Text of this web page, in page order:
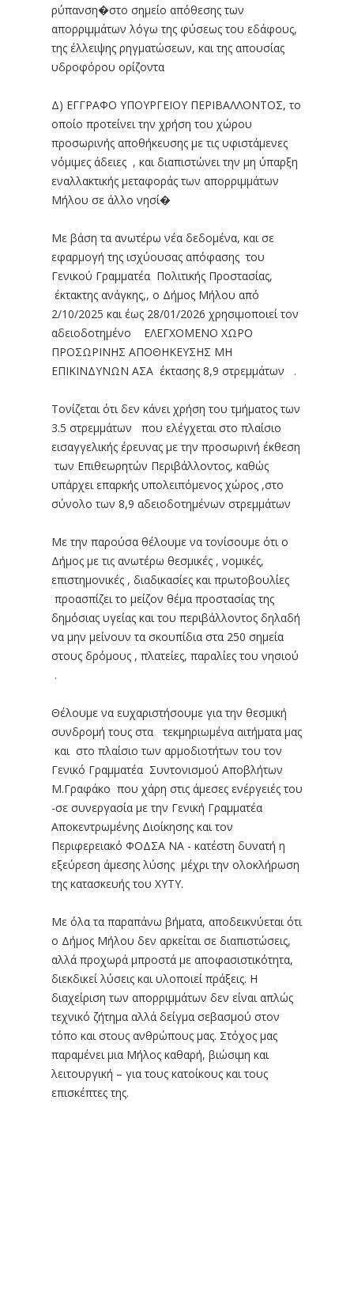
ρύπανση�στο σημείο απόθεσης των
απορριμμάτων λόγω της φύσεως του εδάφους,
της έλλειψης ρηγματώσεων, και της απουσίας
υδροφόρου ορίζοντα
Δ) ΕΓΓΡΑΦΟ ΥΠΟΥΡΓΕΙΟΥ ΠΕΡΙΒΑΛΛΟΝΤΟΣ, το
οποίο προτείνει την χρήση του χώρου
προσωρινής αποθήκευσης με τις υφιστάμενες
νόμιμες άδειες , και διαπιστώνει την μη ύπαρξη
εναλλακτικής μεταφοράς των απορριμμάτων
Μήλου σε άλλο νησί�
Με βάση τα ανωτέρω νέα δεδομένα, και σε
εφαρμογή της ισχύουσας απόφασης του
Γενικού Γραμματέα Πολιτικής Προστασίας,
έκτακτης ανάγκης,, ο Δήμος Μήλου από
2/10/2025 και έως 28/01/2026 χρησιμοποιεί τον
αδειοδοτημένο ΕΛΕΓΧΟΜΕΝΟ ΧΩΡΟ
ΠΡΟΣΩΡΙΝΗΣ ΑΠΟΘΗΚΕΥΣΗΣ ΜΗ
ΕΠΙΚΙΝΔΥΝΩΝ ΑΣΑ έκτασης 8,9 στρεμμάτων .
Τονίζεται ότι δεν κάνει χρήση του τμήματος των
3.5 στρεμμάτων που ελέγχεται στο πλαίσιο
εισαγγελικής έρευνας με την προσωρινή έκθεση
των Επιθεωρητών Περιβάλλοντος, καθώς
υπάρχει επαρκής υπολειπόμενος χώρος ,στο
σύνολο των 8,9 αδειοδοτημένων στρεμμάτων
Με την παρούσα θέλουμε να τονίσουμε ότι ο
Δήμος με τις ανωτέρω θεσμικές , νομικές,
επιστημονικές , διαδικασίες και πρωτοβουλίες
προασπίζει το μείζον θέμα προστασίας της
δημόσιας υγείας και του περιβάλλοντος δηλαδή
να μην μείνουν τα σκουπίδια στα 250 σημεία
στους δρόμους , πλατείες, παραλίες του νησιού
.
Θέλουμε να ευχαριστήσουμε για την θεσμική
συνδρομή τους στα τεκμηριωμένα αιτήματα μας
και στο πλαίσιο των αρμοδιοτήτων του τον
Γενικό Γραμματέα Συντονισμού Αποβλήτων
Μ.Γραφάκο που χάρη στις άμεσες ενέργειές του
-σε συνεργασία με την Γενική Γραμματέα
Αποκεντρωμένης Διοίκησης και τον
Περιφερειακό ΦΟΔΣΑ ΝΑ - κατέστη δυνατή η
εξεύρεση άμεσης λύσης μέχρι την ολοκλήρωση
της κατασκευής του ΧΥΤΥ.
Με όλα τα παραπάνω βήματα, αποδεικνύεται ότι
ο Δήμος Μήλου δεν αρκείται σε διαπιστώσεις,
αλλά προχωρά μπροστά με αποφασιστικότητα,
διεκδικεί λύσεις και υλοποιεί πράξεις. Η
διαχείριση των απορριμμάτων δεν είναι απλώς
τεχνικό ζήτημα αλλά δείγμα σεβασμού στον
τόπο και στους ανθρώπους μας. Στόχος μας
παραμένει μια Μήλος καθαρή, βιώσιμη και
λειτουργική – για τους κατοίκους και τους
επισκέπτες της.